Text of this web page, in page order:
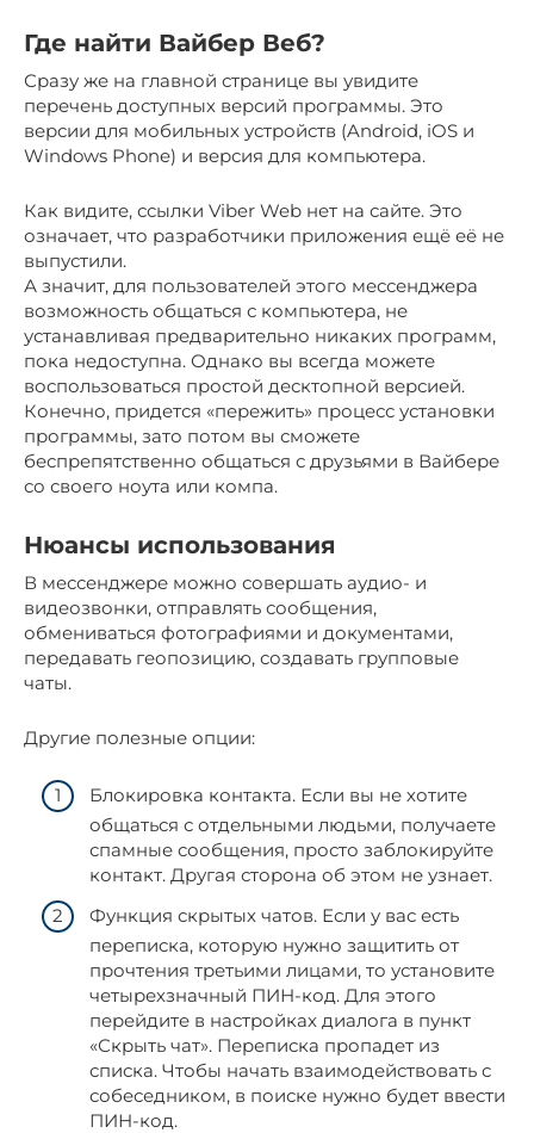
Где найти Вайбер Веб?
Сразу же на главной странице вы увидите
перечень доступных версий программы. Это
версии для мобильных устройств (Android, iOS и
Windows Phone) и версия для компьютера.
Как видите, ссылки Viber Web нет на сайте. Это
означает, что разработчики приложения ещё её не
выпустили.
А значит, для пользователей этого мессенджера
возможность общаться с компьютера, не
устанавливая предварительно никаких программ,
пока недоступна. Однако вы всегда можете
воспользоваться простой десктопной версией.
Конечно, придется «пережить» процесс установки
программы, зато потом вы сможете
беспрепятственно общаться с друзьями в Вайбере
со своего ноута или компа.
Нюансы использования
В мессенджере можно совершать аудио- и
видеозвонки, отправлять сообщения,
обмениваться фотографиями и документами,
передавать геопозицию, создавать групповые
чаты.
Другие полезные опции:
Блокировка контакта. Если вы не хотите
общаться с отдельными людьми, получаете
спамные сообщения, просто заблокируйте
контакт. Другая сторона об этом не узнает.
Функция скрытых чатов. Если у вас есть
переписка, которую нужно защитить от
прочтения третьими лицами, то установите
четырехзначный ПИН-код. Для этого
перейдите в настройках диалога в пункт
«Скрыть чат». Переписка пропадет из
списка. Чтобы начать взаимодействовать с
собеседником, в поиске нужно будет ввести
ПИН-код.